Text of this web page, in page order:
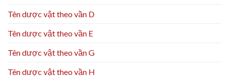
Tên dược vật theo vần D
Tên dược vật theo vần E
Tên dược vật theo vần G
Tên dược vật theo vần H